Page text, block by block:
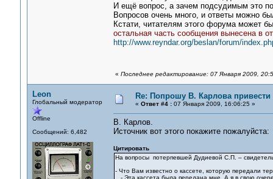
И ещё вопрос, а зачем подсудимым это
Вопросов очень много, и ответы можно
Кстати, читателям этого форума может
остальная часть сообщения вынесена в
http://www.reyndar.org/beslan/forum/
« Последнее редактирование: 07 Января 2009,
Leon
Глобальный модератор
Offline
Сообщений: 6,482
Re: Попрошу В. Карлова привести
« Ответ #4 :07 Января 2009, 16:06:25 »
В. Карлов.
Источник вот этого покажите пожалуйста:
Цитировать
На вопросы потерпевшей Дудиевой С.П. –
- Что Вам известно о кассете, которую передали
- Эта кассета была передана мне. А я в свою